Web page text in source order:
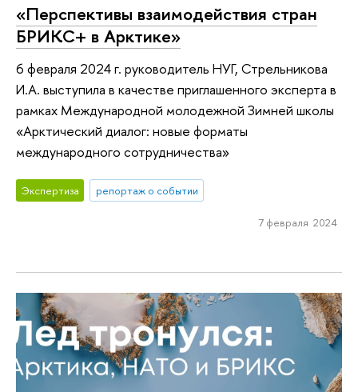
«Перспективы взаимодействия стран
БРИКС+ в Арктике»
6 февраля 2024 г. руководитель НУГ, Стрельникова
И.А. выступила в качестве приглашенного эксперта в
рамках Международной молодежной Зимней школы
«Арктический диалог: новые форматы
международного сотрудничества»
Экспертиза репортаж о событии
7 февраля 2024